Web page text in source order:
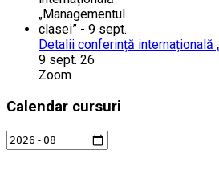
Detalii conferință internațională
9 sept. 26
Zoom
Calendar cursuri